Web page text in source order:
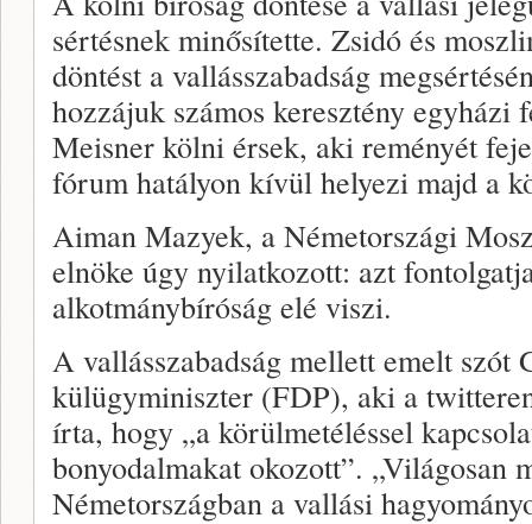
sértésnek minősítette. Zsidó és
döntést a vallásszabadság
hozzájuk számos keresztény
Meisner kölni érsek, aki reményét
fórum hatályon kívül helyezi majd a
Aiman Mazyek, a Németországi
elnöke úgy nyilatkozott: azt
alkotmánybíróság elé viszi.
A vallásszabadság mellett emelt szót
külügyminiszter (FDP), aki a
írta, hogy „a körülmetéléssel
bonyodalmakat okozott”. „Világosan
Németországban a vallási